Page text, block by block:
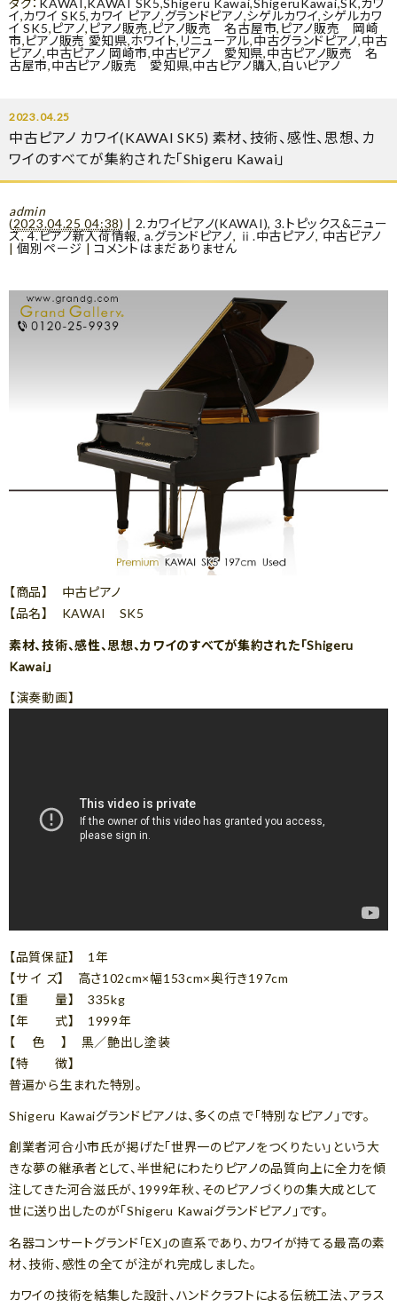
タグ： KAWAI , KAWAI SK5,Shigeru Kawai,ShigeruKawai,SK,カワ
イ,カワイ SK5,カワイ ピアノ,グランドピアノ,シゲルカワイ,シゲルカワ
イ SK5,ピアノ, ピアノ販売,ピアノ販売 名古屋市, ピアノ販売 岡崎
市,ピアノ販売 愛知県,ホワイト, リニューアル,中古グランドピアノ,中古
ピアノ,中古ピアノ 岡崎市,中古ピアノ 愛知県,中古ピアノ販売 名
古屋市,中古ピアノ販売 愛知県,中古ピアノ購入,白いピアノ
2023.04.25
中古ピアノ カワイ(KAWAI SK5) 素材、技術、感性、思想、カ
ワイのすべてが集約された「Shigeru Kawai」
admin
(2023.04.25 04:38) 2.カワイピアノ(KAWAI), 3.トピックス&ニュー
ス,4.ピアノ新入荷情報, a.グランドピアノ, ⅱ.中古ピアノ, 中古ピアノ
|個別ページ |コメントはまだありません
【商品】 中古ピアノ
【品名】 KAWAI SK5
素材、技術、感性、思想、カワイのすべてが集約された「Shigeru
Kawai」
【演奏動画】
【品質保証】 1年
【サ イ ズ】 高さ102cm×幅153cm×奥行き197cm
【重 量】 335kg
【年 式】 1999年
【 色 】 黒／艶出し塗装
【特 徴】
普遍から生まれた特別。
Shigeru Kawaiグランドピアノは、多くの点で「特別なピアノ」です。
創業者河合小市氏が掲げた「世界一のピアノをつくりたい」という大
きな夢の継承者として、半世紀にわたりピアノの品質向上に全力を傾
注してきた河合滋氏が、1999年秋、そのピアノづくりの集大成として
世に送り出したのが「Shigeru Kawaiグランドピアノ」です。
名器コンサートグランド「EX」の直系であり、カワイが持てる最高の素
材、技術、感性の全てが注がれ完成しました。
カワイの技術を結集した設計、ハンドクラフトによる伝統工法、アラス